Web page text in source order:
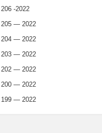
-2022
— 2022
— 2022
— 2022
— 2022
— 2022
— 2022